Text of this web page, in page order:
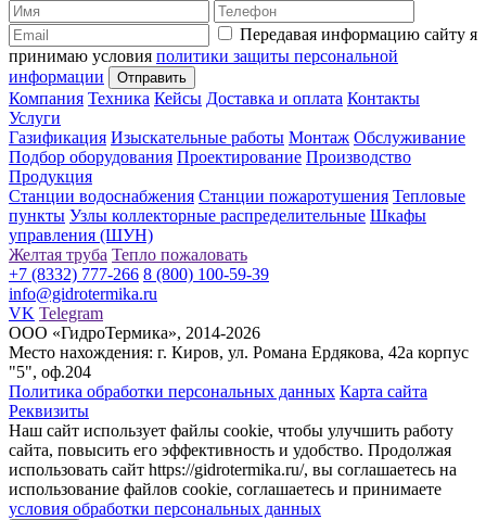
Передавая информацию сайту я
принимаю условия политики защиты персональной
информации
Компания Техника Кейсы Доставка и оплата Контакты
Услуги
Газификация Изыскательные работы Монтаж Обслуживание
Подбор оборудования Проектирование Производство
Продукция
Станции водоснабжения Станции пожаротушения Тепловые
пункты Узлы коллекторные распределительные Шкафы
управления (ШУН)
Желтая труба Тепло пожаловать
+7 (8332) 777-266 8 (800) 100-59-39
info@gidrotermika.ru
VK Telegram
ООО «ГидроТермика», 2014-2026
Место нахождения: г. Киров, ул. Романа Ердякова, 42а корпус
"5", оф.204
Политика обработки персональных данных Карта сайта
Реквизиты
Наш сайт использует файлы cookie, чтобы улучшить работу
сайта, повысить его эффективность и удобство. Продолжая
использовать сайт https://gidrotermika.ru/, вы соглашаетесь на
использование файлов cookie, соглашаетесь и принимаете
условия обработки персональных данных